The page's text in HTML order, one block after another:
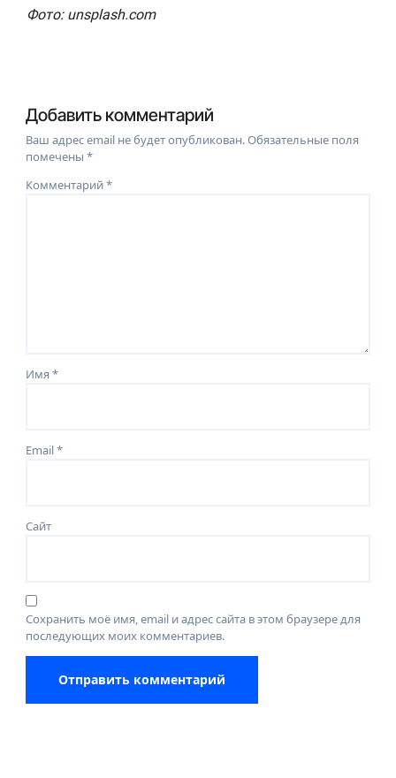
Фото: unsplash.com
Добавить комментарий
Ваш адрес email не будет опубликован.Обязательные поля
помечены*
Комментарий*
Имя*
Email*
Сайт
Сохранить моё имя, email и адрес сайта в этом браузере для
последующих моих комментариев.